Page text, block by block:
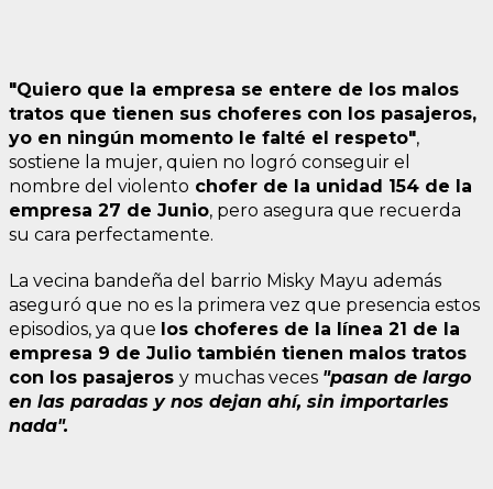
"Quiero que la empresa se entere de los malos
tratos que tienen sus choferes con los pasajeros,
yo en ningún momento le falté el respeto",
sostiene la mujer, quien no logró conseguir el
nombre del violento chofer de la unidad 154 de la
empresa 27 de Junio, pero asegura que recuerda
su cara perfectamente.
La vecina bandeña del barrio Misky Mayu además
aseguró que no es la primera vez que presencia estos
episodios, ya que los choferes de la línea 21 de la
empresa 9 de Julio también tienen malos tratos
con los pasajeros y muchas veces "pasan de largo
en las paradas y nos dejan ahí, sin importarles
nada".